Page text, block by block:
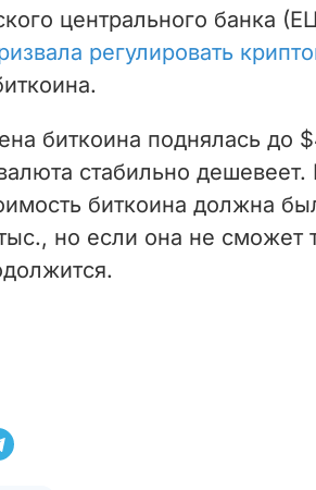
центрального банка
регулировать
биткоина поднялась до
стабильно
биткоина должна
но если она не сможет